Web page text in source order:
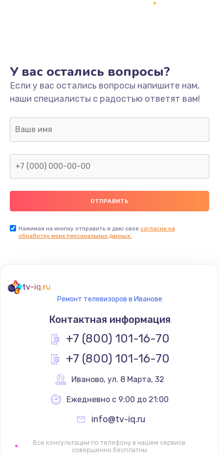
Не включается
1400 руб.
Заказать
Нет звука
800 руб.
Не видит флешку
400 руб.
Заказать
900 руб.
Заказать
900 руб.
Заказать
Не работает
1400 руб.
У вас остались вопросы?
Если у вас остались вопросы напишите нам,
наши специалисты с радостью ответят вам!
Нажимая на кнопку отправить я даю свое согласие на
обработку моих персональных данных.
tv-iq.ru
Ремонт телевизоров в Иванове
Контактная информация
+7 (800) 101-16-70
+7 (800) 101-16-70
Иваново, ул. 8 Марта, 32
Ежедневно с 9:00 до 21:00
info@tv-iq.ru
Все консультации по телефону в нашем сервисе
совершенно бесплатны